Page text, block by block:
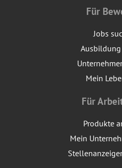
Für
Jobs
Mein
Für
Produkte
Mein